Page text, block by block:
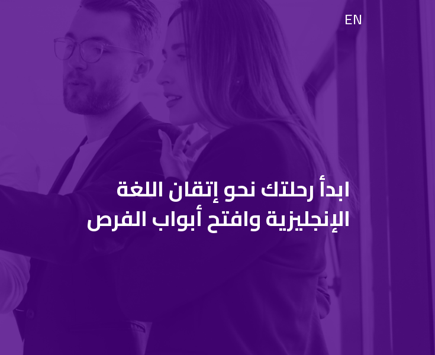
EN
ابدأ رحلتك نحو إتقان اللغة
الإنجليزية وافتح أبواب الفرص